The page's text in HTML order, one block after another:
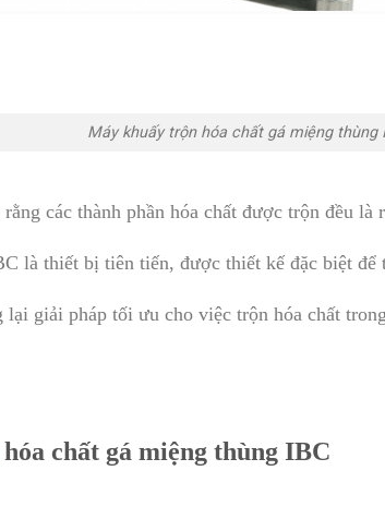
Máy khuấy trộn hóa chất gá miệng thùng
các thành phần hóa chất được trộn đều
là thiết bị tiên tiến, được thiết kế đặc biệt để
giải pháp tối ưu cho việc trộn hóa chất
hóa chất gá miệng thùng IBC